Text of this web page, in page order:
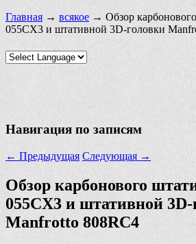
Главная → всякое → Обзор
055CX3 и штативной 3D-головки
Навигация по записям
← Предыдущая Следующая →
Обзор карбонового
055CX3 и штативной 3D-
Manfrotto 808RC4